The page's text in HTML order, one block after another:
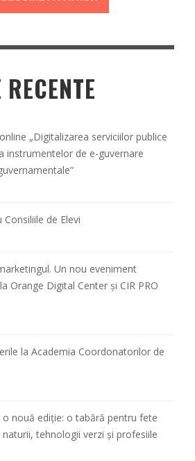
„Digitalizarea serviciilor publice
instrumentelor de e-guvernare
de Elevi
Un nou eveniment
Orange Digital Center și CIR PRO
la Academia Coordonatorilor de
o nouă ediție: o tabără pentru fete
tehnologii verzi și profesiile